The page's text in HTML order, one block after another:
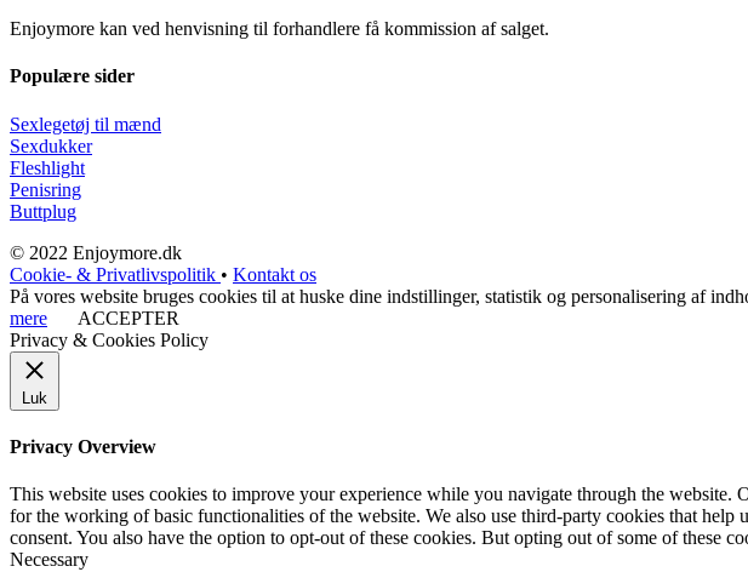
Enjoymore kan ved henvisning til forhandlere få kommission af salget.
Populære sider
Sexlegetøj til mænd
Sexdukker
Fleshlight
Penisring
Buttplug
© 2022 Enjoymore.dk
Cookie- & Privatlivspolitik • Kontakt os
På vores website bruges cookies til at huske dine indstillinger, statistik og personalisering af
mere
ACCEPTER
Privacy & Cookies Policy
Luk
Privacy Overview
This website uses cookies to improve your experience while you navigate through the website.
for the working of basic functionalities of the website. We also use third-party cookies that
consent. You also have the option to opt-out of these cookies. But opting out of some of these
Necessary